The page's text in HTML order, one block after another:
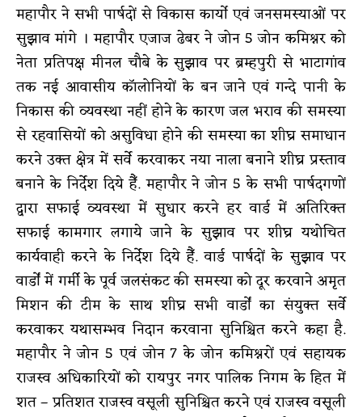
महापौर ने सभी पार्षदों से विकास कार्यो एवं जनसमस्याओं पर
सुझाव मांगे । महापौर एजाज ढेबर ने जोन 5 जोन कमिश्नर को
नेता प्रतिपक्ष मीनल चौबे के सुझाव पर ब्रम्हपुरी से भाटागांव
तक नई आवासीय कॉलोनियों के बन जाने एवं गन्दे पानी के
निकास की व्यवस्था नहीं होने के कारण जल भराव की समस्या
से रहवासियों को असुविधा होने की समस्या का शीघ्र समाधान
करने उक्त क्षेत्र में सर्वे करवाकर नया नाला बनाने शीघ्र प्रस्ताव
बनाने के निर्देश दिये हैँ. महापौर ने जोन 5 के सभी पार्षदगणों
द्वारा सफाई व्यवस्था में सुधार करने हर वार्ड में अतिरिक्त
सफाई कामगार लगाये जाने के सुझाव पर शीघ्र यथोचित
कार्यवाही करने के निर्देश दिये हैँ. वार्ड पार्षदों के सुझाव पर
वार्डों में गर्मी के पूर्व जलसंकट की समस्या को दूर करवाने अमृत
मिशन की टीम के साथ शीघ्र सभी वार्डों का संयुक्त सर्वे
करवाकर यथासम्भव निदान करवाना सुनिश्चित करने कहा है.
महापौर ने जोन 5 एवं जोन 7 के जोन कमिश्नरों एवं सहायक
राजस्व अधिकारियों को रायपुर नगर पालिक निगम के हित में
शत – प्रतिशत राजस्व वसूली सुनिश्चित करने एवं राजस्व वसूली